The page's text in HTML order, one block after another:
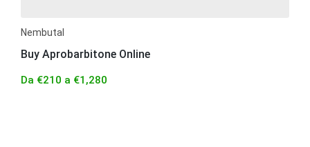
Nembutal
Buy Aprobarbitone Online
Da €210 a €1,280